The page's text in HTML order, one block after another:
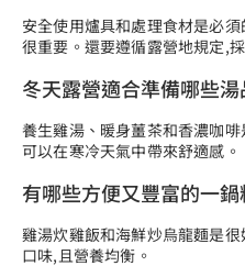
安全使用爐具和處理食材是必
很重要。還要遵循露營地規定,
冬天露營適合準備哪些
養生雞湯、暖身薑茶和香濃咖
可以在寒冷天氣中帶來舒適感。
有哪些方便又豐富的一
雞湯炊雞飯和海鮮炒烏龍麵是
口味,且營養均衡。